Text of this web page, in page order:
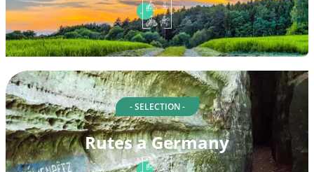
- SELECTION -
Rutes a Germany